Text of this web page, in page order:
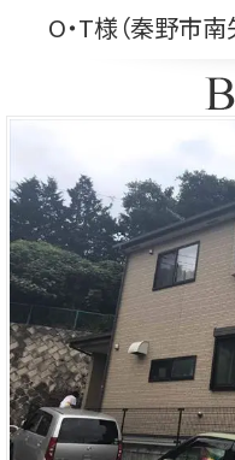
O・T様（秦野市